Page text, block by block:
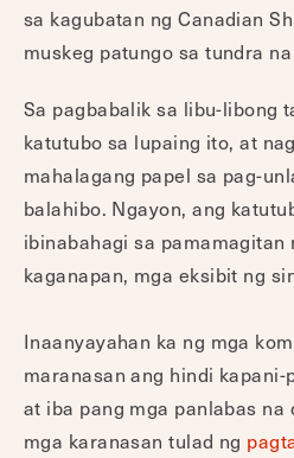
sa kagubatan ng Canadian
muskeg patungo sa tundra
Sa pagbabalik sa libu-libong
katutubo sa lupaing ito, at
mahalagang papel sa pag-
balahibo. Ngayon, ang
ibinabahagi sa
kaganapan, mga eksibit ng
Inaanyayahan ka ng mga
maranasan ang hindi
at iba pang mga panlabas na
mga karanasan tulad ng